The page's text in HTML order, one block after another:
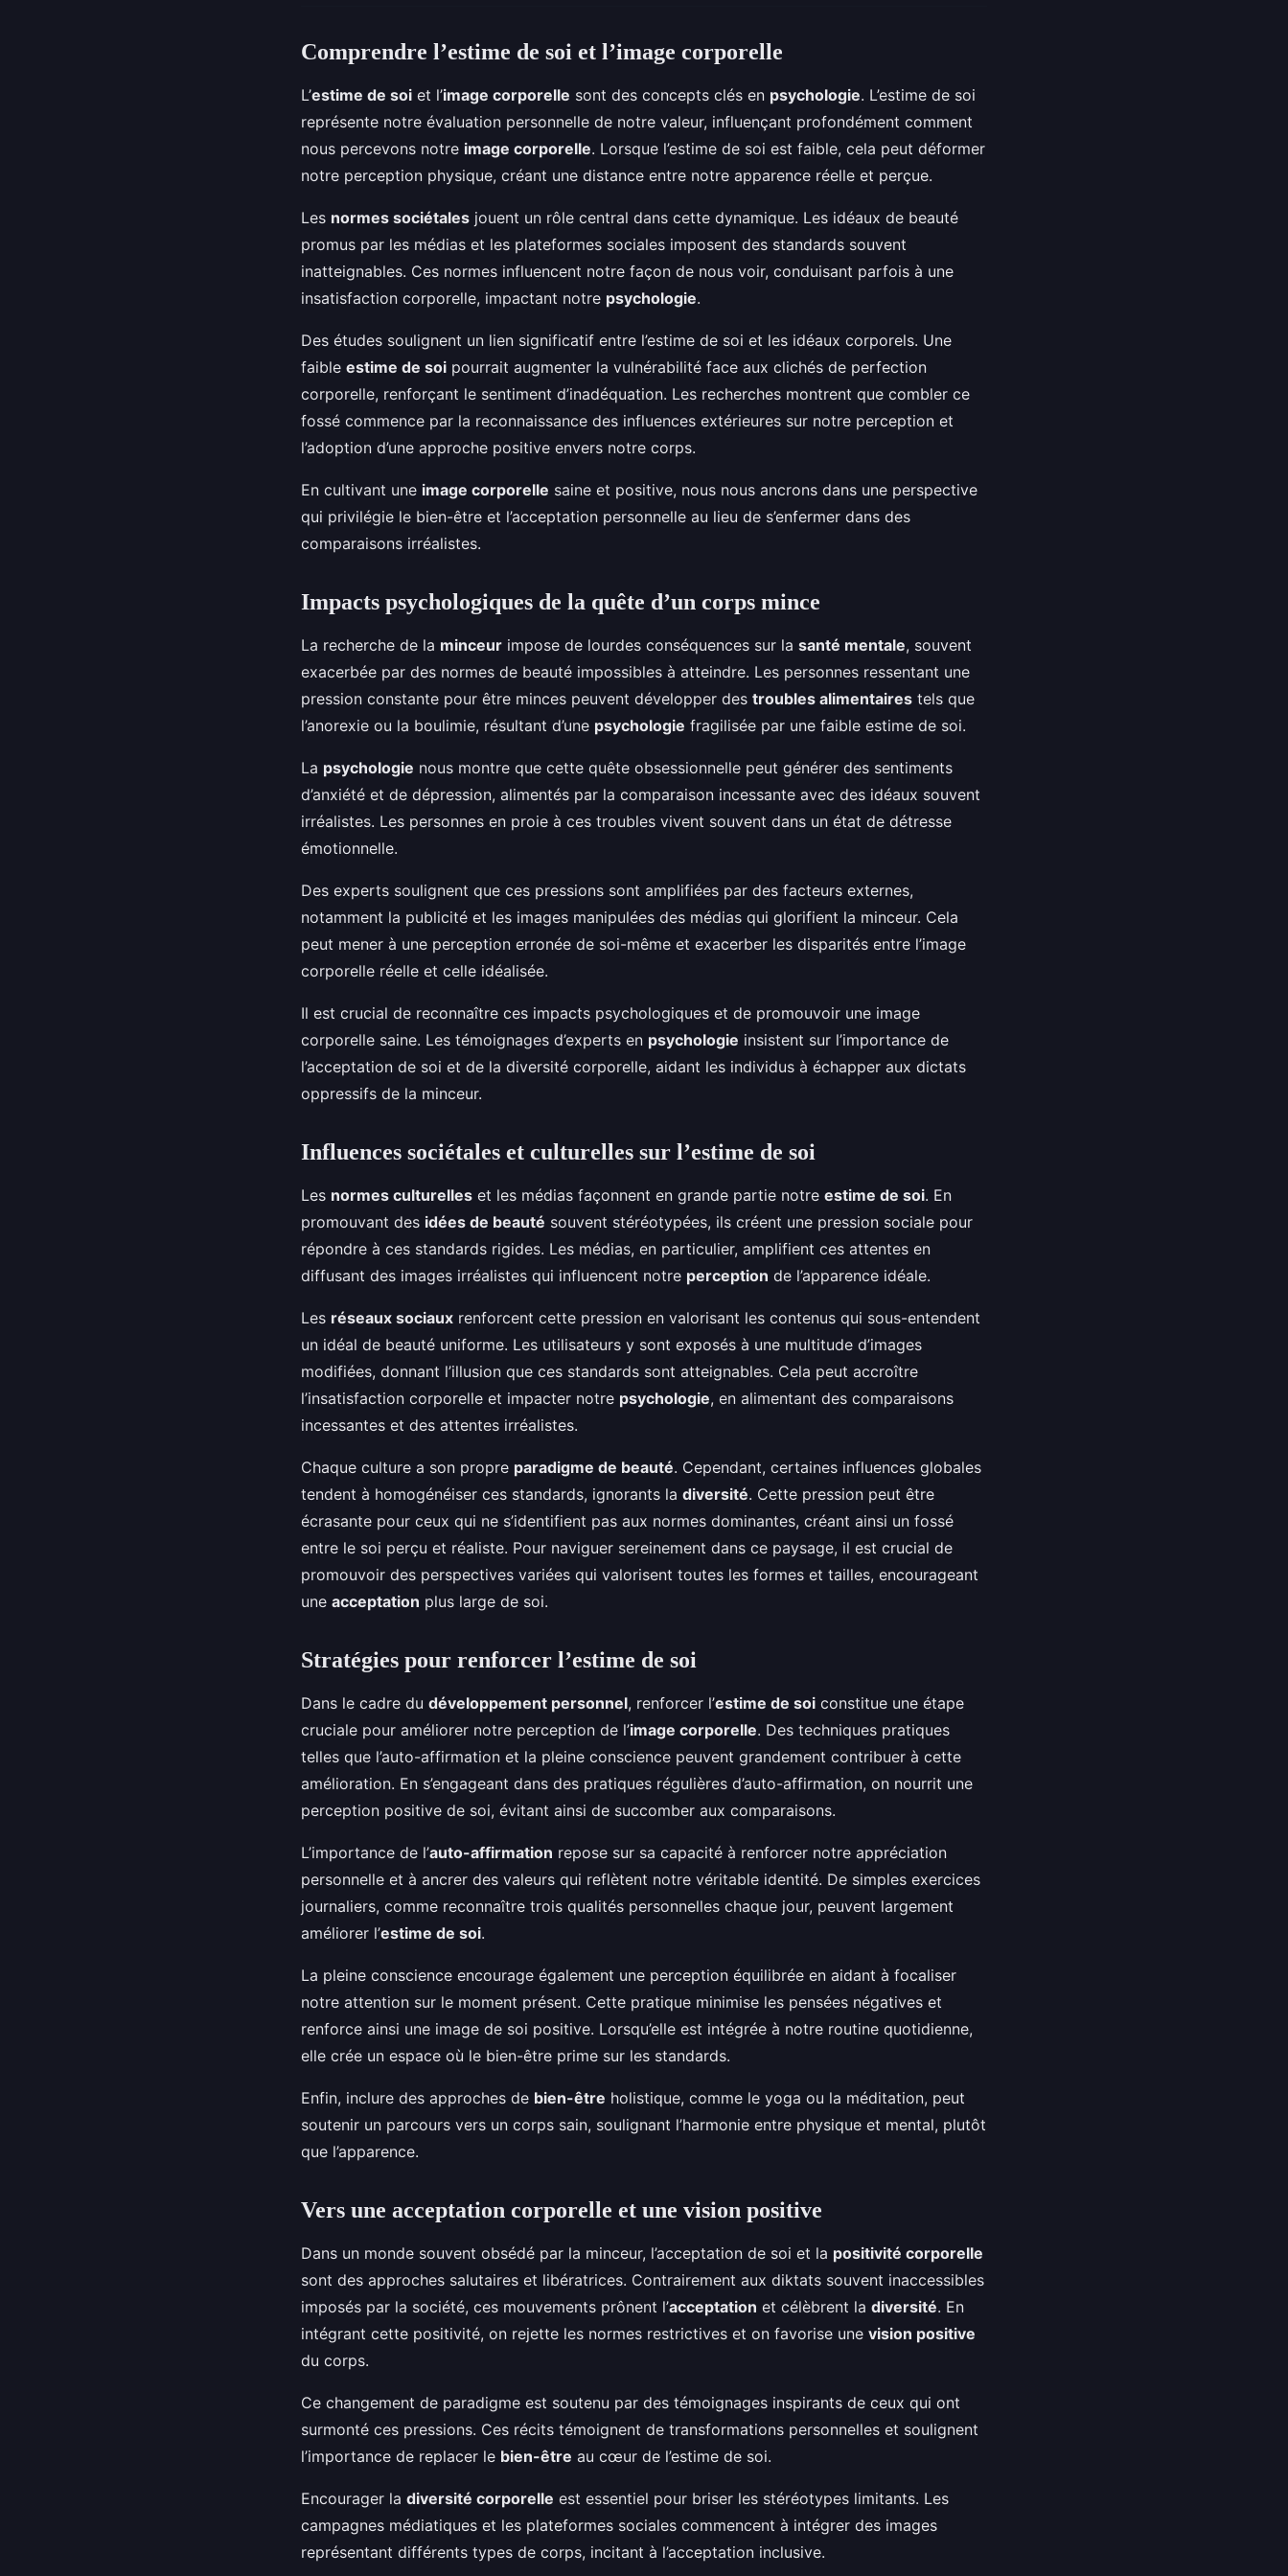
Comprendre l’estime de soi et l’image corporelle
L’estime de soi et l’image corporelle sont des concepts clés en psychologie. L’estime de soi
représente notre évaluation personnelle de notre valeur, influençant profondément comment
nous percevons notre image corporelle. Lorsque l’estime de soi est faible, cela peut déformer
notre perception physique, créant une distance entre notre apparence réelle et perçue.
Les normes sociétales jouent un rôle central dans cette dynamique. Les idéaux de beauté
promus par les médias et les plateformes sociales imposent des standards souvent
inatteignables. Ces normes influencent notre façon de nous voir, conduisant parfois à une
insatisfaction corporelle, impactant notre psychologie.
Des études soulignent un lien significatif entre l’estime de soi et les idéaux corporels. Une
faible estime de soi pourrait augmenter la vulnérabilité face aux clichés de perfection
corporelle, renforçant le sentiment d’inadéquation. Les recherches montrent que combler ce
fossé commence par la reconnaissance des influences extérieures sur notre perception et
l’adoption d’une approche positive envers notre corps.
En cultivant une image corporelle saine et positive, nous nous ancrons dans une perspective
qui privilégie le bien-être et l’acceptation personnelle au lieu de s’enfermer dans des
comparaisons irréalistes.
Impacts psychologiques de la quête d’un corps mince
La recherche de la minceur impose de lourdes conséquences sur la santé mentale, souvent
exacerbée par des normes de beauté impossibles à atteindre. Les personnes ressentant une
pression constante pour être minces peuvent développer des troubles alimentaires tels que
l’anorexie ou la boulimie, résultant d’une psychologie fragilisée par une faible estime de soi.
La psychologie nous montre que cette quête obsessionnelle peut générer des sentiments
d’anxiété et de dépression, alimentés par la comparaison incessante avec des idéaux souvent
irréalistes. Les personnes en proie à ces troubles vivent souvent dans un état de détresse
émotionnelle.
Des experts soulignent que ces pressions sont amplifiées par des facteurs externes,
notamment la publicité et les images manipulées des médias qui glorifient la minceur. Cela
peut mener à une perception erronée de soi-même et exacerber les disparités entre l’image
corporelle réelle et celle idéalisée.
Il est crucial de reconnaître ces impacts psychologiques et de promouvoir une image
corporelle saine. Les témoignages d’experts en psychologie insistent sur l’importance de
l’acceptation de soi et de la diversité corporelle, aidant les individus à échapper aux dictats
oppressifs de la minceur.
Influences sociétales et culturelles sur l’estime de soi
Les normes culturelles et les médias façonnent en grande partie notre estime de soi. En
promouvant des idées de beauté souvent stéréotypées, ils créent une pression sociale pour
répondre à ces standards rigides. Les médias, en particulier, amplifient ces attentes en
diffusant des images irréalistes qui influencent notre perception de l’apparence idéale.
Les réseaux sociaux renforcent cette pression en valorisant les contenus qui sous-entendent
un idéal de beauté uniforme. Les utilisateurs y sont exposés à une multitude d’images
modifiées, donnant l’illusion que ces standards sont atteignables. Cela peut accroître
l’insatisfaction corporelle et impacter notre psychologie, en alimentant des comparaisons
incessantes et des attentes irréalistes.
Chaque culture a son propre paradigme de beauté. Cependant, certaines influences globales
tendent à homogénéiser ces standards, ignorants la diversité. Cette pression peut être
écrasante pour ceux qui ne s’identifient pas aux normes dominantes, créant ainsi un fossé
entre le soi perçu et réaliste. Pour naviguer sereinement dans ce paysage, il est crucial de
promouvoir des perspectives variées qui valorisent toutes les formes et tailles, encourageant
une acceptation plus large de soi.
Stratégies pour renforcer l’estime de soi
Dans le cadre du développement personnel, renforcer l’estime de soi constitue une étape
cruciale pour améliorer notre perception de l’image corporelle. Des techniques pratiques
telles que l’auto-affirmation et la pleine conscience peuvent grandement contribuer à cette
amélioration. En s’engageant dans des pratiques régulières d’auto-affirmation, on nourrit une
perception positive de soi, évitant ainsi de succomber aux comparaisons.
L’importance de l’auto-affirmation repose sur sa capacité à renforcer notre appréciation
personnelle et à ancrer des valeurs qui reflètent notre véritable identité. De simples exercices
journaliers, comme reconnaître trois qualités personnelles chaque jour, peuvent largement
améliorer l’estime de soi.
La pleine conscience encourage également une perception équilibrée en aidant à focaliser
notre attention sur le moment présent. Cette pratique minimise les pensées négatives et
renforce ainsi une image de soi positive. Lorsqu’elle est intégrée à notre routine quotidienne,
elle crée un espace où le bien-être prime sur les standards.
Enfin, inclure des approches de bien-être holistique, comme le yoga ou la méditation, peut
soutenir un parcours vers un corps sain, soulignant l’harmonie entre physique et mental, plutôt
que l’apparence.
Vers une acceptation corporelle et une vision positive
Dans un monde souvent obsédé par la minceur, l’acceptation de soi et la positivité corporelle
sont des approches salutaires et libératrices. Contrairement aux diktats souvent inaccessibles
imposés par la société, ces mouvements prônent l’acceptation et célèbrent la diversité. En
intégrant cette positivité, on rejette les normes restrictives et on favorise une vision positive
du corps.
Ce changement de paradigme est soutenu par des témoignages inspirants de ceux qui ont
surmonté ces pressions. Ces récits témoignent de transformations personnelles et soulignent
l’importance de replacer le bien-être au cœur de l’estime de soi.
Encourager la diversité corporelle est essentiel pour briser les stéréotypes limitants. Les
campagnes médiatiques et les plateformes sociales commencent à intégrer des images
représentant différents types de corps, incitant à l’acceptation inclusive.